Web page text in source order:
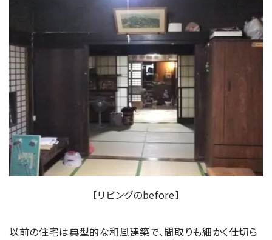
【リビングのbefore】
以前の住宅は典型的な和風建築で、間取りも細かく仕切ら